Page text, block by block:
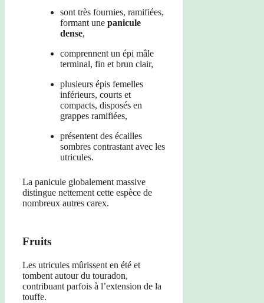
sont très fournies, ramifiées,
formant une panicule
dense,
comprennent un épi mâle
terminal, fin et brun clair,
plusieurs épis femelles
inférieurs, courts et
compacts, disposés en
grappes ramifiées,
présentent des écailles
sombres contrastant avec les
utricules.
La panicule globalement massive
distingue nettement cette espèce de
nombreux autres carex.
Fruits
Les utricules mûrissent en été et
tombent autour du touradon,
contribuant parfois à l’extension de la
touffe.